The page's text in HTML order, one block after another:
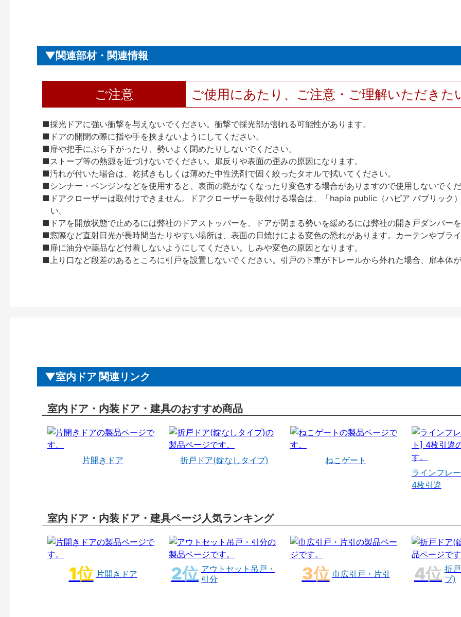
関連部材・関連情報
ご注意 ご使用にあたり、ご注意・ご理解いただきた
■採光ドアに強い衝撃を与えないでください。衝撃で採光部が割れる可能性があります。
■ドアの開閉の際に指や手を挟まないようにしてください。
■扉や把手にぶら下がったり、勢いよく閉めたりしないでください。
■ストーブ等の熱源を近づけないでください。扉反りや表面の歪みの原因になります。
■汚れが付いた場合は、乾拭きもしくは薄めた中性洗剤で固く絞ったタオルで拭いてください。
■シンナー・ベンジンなどを使用すると、表面の艶がなくなったり変色する場合がありますので使用しないでく
■ドアクローザーは取付けできません。ドアクローザーを取付ける場合は、「hapia public（ハピア パブリック
い。
■ドアを開放状態で止めるには弊社のドアストッパーを、ドアが閉まる勢いを緩めるには弊社の開き戸ダンパー
■窓際など直射日光が長時間当たりやすい場所は、表面の日焼けによる変色の恐れがあります。カーテンやブラ
■扉に油分や薬品など付着しないようにしてください。しみや変色の原因となります。
■上り口など段差のあるところに引戸を設置しないでください。引戸の下車が下レールから外れた場合、扉本体
室内ドア 関連リンク
室内ドア・内装ドア・建具のおすすめ商品
片開きドア 折戸ドア(錠なしタイプ)
ねこゲート
ラインフレ
4枚引違
室内ドア・内装ドア・建具ページ人気ランキング
片開きドア
アウトセット吊戸・
引分
巾広引戸・片引
折
プ)